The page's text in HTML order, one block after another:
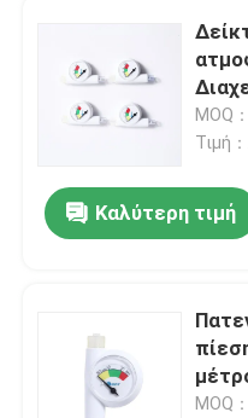
Προϊόντα
/
MOQ
Τιμή
Καλύτερη τιμή
MOQ